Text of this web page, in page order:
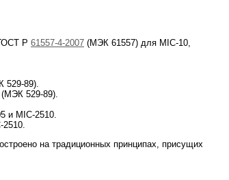
Р 61557-4-2007 (МЭК 61557) для MIC-10,
529-89).
(МЭК 529-89).
и MIC-2510.
2510.
на традиционных принципах, присущих